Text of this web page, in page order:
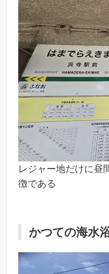
レジャー地だけに昼
徴である
かつての海水